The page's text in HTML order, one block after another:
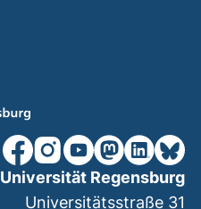
unsere Facebook-Seite
unsere Instagram-
unsere YouTube-
unsereunsere
Universität Regensburg
Universitätsstraße 31